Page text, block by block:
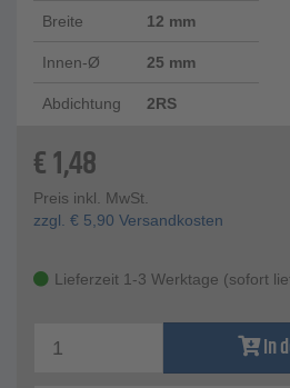
Breite 12 mm
Innen-Ø 25 mm
Abdichtung 2RS
€1,48
Preis inkl. MwSt.
zzgl. € 5,90 Versandkosten
Lieferzeit 1-3 Werktage (sofort
In